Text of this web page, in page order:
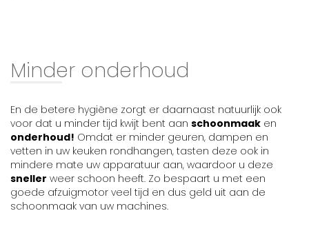
Minder onderhoud
En de betere hygiëne zorgt er daarnaast natuurlijk ook
voor dat u minder tijd kwijt bent aan schoonmaak en
onderhoud! Omdat er minder geuren, dampen en
vetten in uw keuken rondhangen, tasten deze ook in
mindere mate uw apparatuur aan, waardoor u deze
sneller weer schoon heeft. Zo bespaart u met een
goede afzuigmotor veel tijd en dus geld uit aan de
schoonmaak van uw machines.